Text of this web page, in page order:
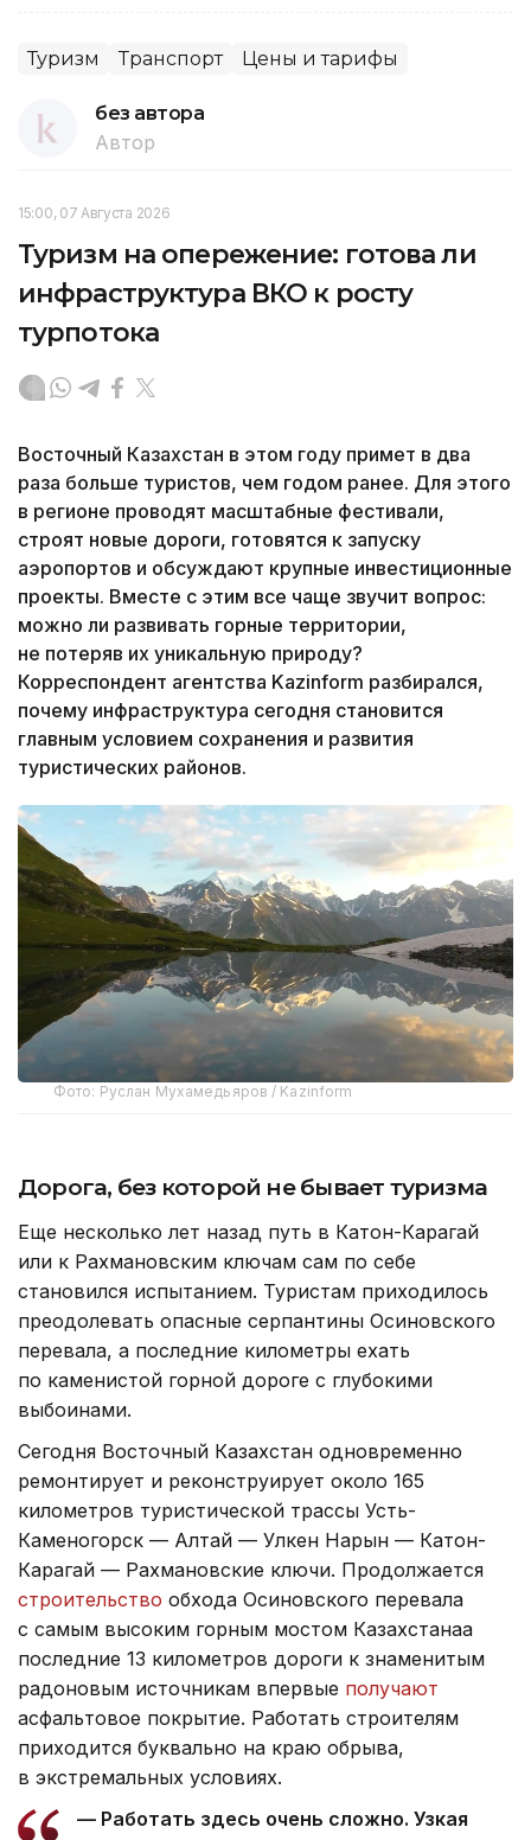
Туризм Транспорт Цены и тарифы
без автора
Автор
15:00, 07 Августа 2026
Туризм на опережение: готова ли
инфраструктура ВКО к росту
турпотока
Восточный Казахстан в этом году примет в два
раза больше туристов, чем годом ранее. Для этого
в регионе проводят масштабные фестивали,
строят новые дороги, готовятся к запуску
аэропортов и обсуждают крупные инвестиционные
проекты. Вместе с этим все чаще звучит вопрос:
можно ли развивать горные территории,
не потеряв их уникальную природу?
Корреспондент агентства Kazinform разбирался,
почему инфраструктура сегодня становится
главным условием сохранения и развития
туристических районов.
Фото: Руслан Мухамедьяров / Kazinform
Дорога, без которой не бывает туризма
Еще несколько лет назад путь в Катон-Карагай
или к Рахмановским ключам сам по себе
становился испытанием. Туристам приходилось
преодолевать опасные серпантины Осиновского
перевала, а последние километры ехать
по каменистой горной дороге с глубокими
выбоинами.
Сегодня Восточный Казахстан одновременно
ремонтирует и реконструирует около 165
километров туристической трассы Усть-
Каменогорск — Алтай — Улкен Нарын — Катон-
Карагай — Рахмановские ключи. Продолжается
строительство обхода Осиновского перевала
с самым высоким горным мостом Казахстанаа
последние 13 километров дороги к знаменитым
радоновым источникам впервые получают
асфальтовое покрытие. Работать строителям
приходится буквально на краю обрыва,
в экстремальных условиях.
— Работать здесь очень сложно. Узкая